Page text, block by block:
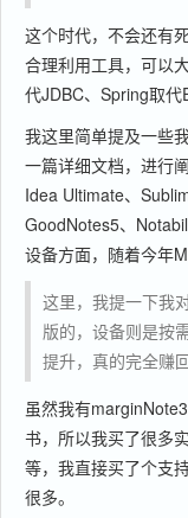
这个时代，不会还有
合理利用工具，可以
代JDBC、Spring取代
我这里简单提及一些
一篇详细文档，进行阐
Idea Ultimate、
GoodNotes5、
设备方面，随着今年
这里，我提一下我
版的，设备则是按
提升，真的完全赚
虽然我有
书，所以我买了很多
等，我直接买了个支
很多。